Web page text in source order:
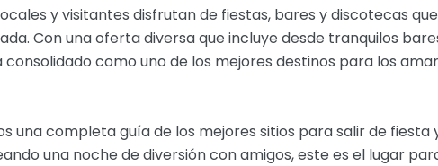
y visitantes disfrutan de fiestas, bares y discotecas
Con una oferta diversa que incluye desde tranquilos
consolidado como uno de los mejores destinos para los
una completa guía de los mejores sitios para salir de fiesta
una noche de diversión con amigos, este es el lugar